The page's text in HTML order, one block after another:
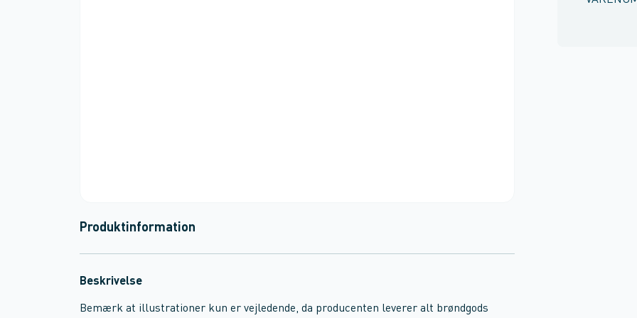
Produktinformation
Beskrivelse
Bemærk at illustrationer kun er vejledende, da producenten leverer alt brøndgods